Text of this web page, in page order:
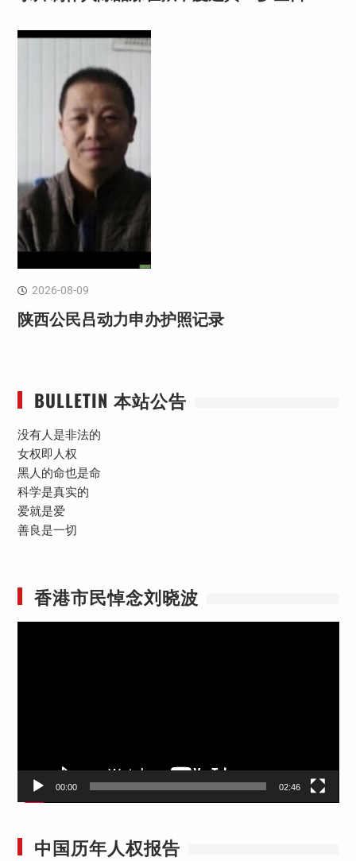
2026-08-09
陕西公民吕动力申办护照记录
BULLETIN 本站公告
没有人是非法的
女权即人权
黑人的命也是命
科学是真实的
爱就是爱
善良是一切
香港市民悼念刘晓波
00:00 02:46
中国历年人权报告